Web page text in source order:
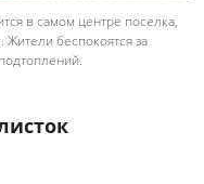
в самом центре поселка,
беспокоятся за